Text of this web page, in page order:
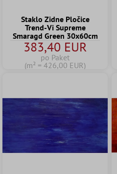
Staklo Zidne Pločice
Trend-Vi Supreme
Smaragd Green 30x60cm
383,40 EUR
po Paket
(m² = 426,00 EUR)